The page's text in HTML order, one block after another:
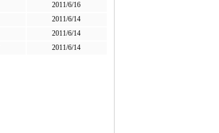
2011/6/16
2011/6/14
2011/6/14
2011/6/14